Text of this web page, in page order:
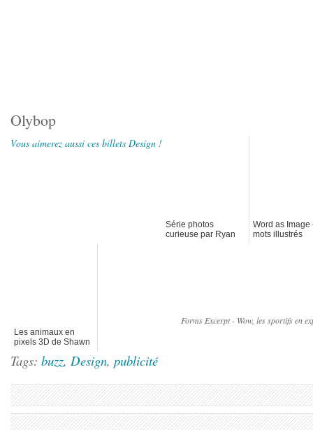
Olybop
Vous aimerez aussi ces billets Design !
Série photos
curieuse par Ryan
Word as Image
mots illustrés
Les animaux en
pixels 3D de Shawn
Forms Excerpt - Wow, les sportifs en
Tags: buzz, Design, publicité